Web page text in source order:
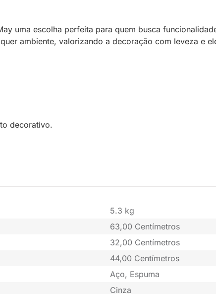
uma escolha perfeita para quem busca
ambiente, valorizando a decoração com leveza e
decorativo.
5.3 kg
63,00 Centímetros
32,00 Centímetros
44,00 Centímetros
Aço, Espuma
Cinza